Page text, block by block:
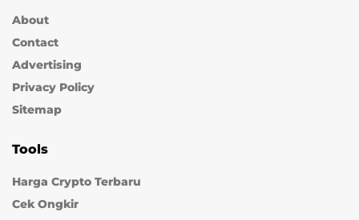
About
Contact
Advertising
Privacy Policy
Sitemap
Tools
Harga Crypto Terbaru
Cek Ongkir